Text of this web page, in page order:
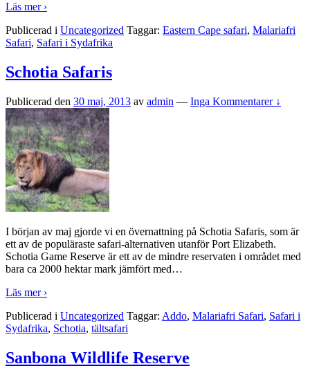
Läs mer ›
Publicerad i Uncategorized Taggar: Eastern Cape safari, Malariafri
Safari, Safari i Sydafrika
Schotia Safaris
Publicerad den 30 maj, 2013 av admin — Inga Kommentarer ↓
I början av maj gjorde vi en övernattning på Schotia Safaris, som är
ett av de populäraste safari-alternativen utanför Port Elizabeth.
Schotia Game Reserve är ett av de mindre reservaten i området med
bara ca 2000 hektar mark jämfört med…
Läs mer ›
Publicerad i Uncategorized Taggar: Addo, Malariafri Safari, Safari i
Sydafrika, Schotia, tältsafari
Sanbona Wildlife Reserve